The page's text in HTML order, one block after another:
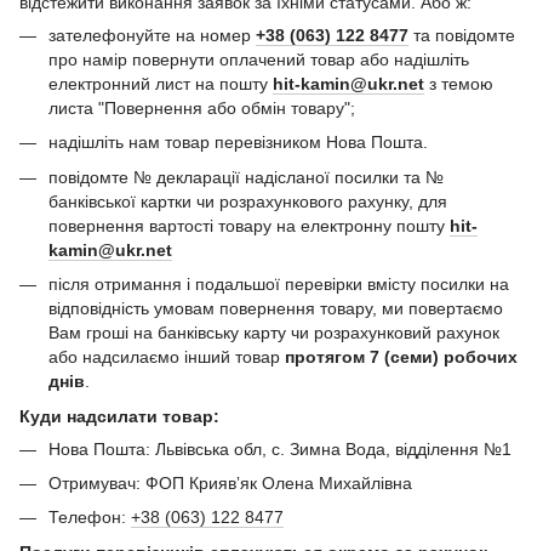
зателефонуйте на номер +38 (063) 122 8477 та повідомте
про намір повернути оплачений товар або надішліть
електронний лист на пошту hit-kamin@ukr.net з темою
листа "Повернення або обмін товару";
надішліть нам товар перевізником Нова Пошта.
повідомте № декларації надісланої посилки та №
банківської картки чи розрахункового рахунку, для
повернення вартості товару на електронну пошту hit-
kamin@ukr.net
після отримання і подальшої перевірки вмісту посилки на
відповідність умовам повернення товару, ми повертаємо
Вам гроші на банківську карту чи розрахунковий рахунок
або надсилаємо інший товар протягом 7 (семи) робочих
днів
Куди надсилати товар:
Нова Пошта: Львівська обл, с. Зимна Вода, відділення №1
Отримувач: ФОП Криявʼяк Олена Михайлівна
Телефон: +38 (063) 122 8477